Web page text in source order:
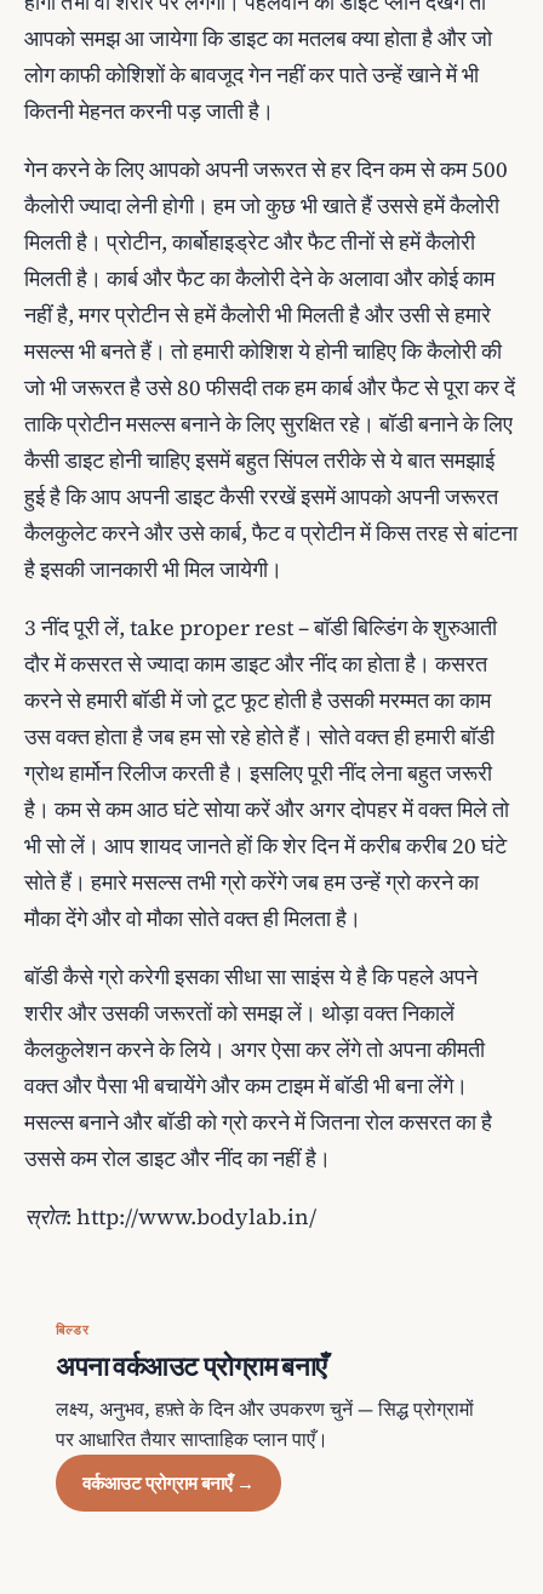
आपको समझ आ जायेगा कि डाइट का मतलब क्या होता है और जो
लोग काफी कोशिशों के बावजूद गेन नहीं कर पाते उन्हें खाने में भी
कितनी मेहनत करनी पड़ जाती है।
गेन करने के लिए आपको अपनी जरूरत से हर दिन कम से कम 500
कैलोरी ज्यादा लेनी होगी। हम जो कुछ भी खाते हैं उससे हमें कैलोरी
मिलती है। प्रोटीन, कार्बोहाइड्रेट और फैट तीनों से हमें कैलोरी
मिलती है। कार्ब और फैट का कैलोरी देने के अलावा और कोई काम
नहीं है, मगर प्रोटीन से हमें कैलोरी भी मिलती है और उसी से हमारे
मसल्स भी बनते हैं। तो हमारी कोशिश ये होनी चाहिए कि कैलोरी की
जो भी जरूरत है उसे 80 फीसदी तक हम कार्ब और फैट से पूरा कर दें
ताकि प्रोटीन मसल्स बनाने के लिए सुरक्षित रहे। बॉडी बनाने के लिए
कैसी डाइट होनी चाहिए इसमें बहुत सिंपल तरीके से ये बात समझाई
हुई है कि आप अपनी डाइट कैसी ररखें इसमें आपको अपनी जरूरत
कैलकुलेट करने और उसे कार्ब, फैट व प्रोटीन में किस तरह से बांटना
है इसकी जानकारी भी मिल जायेगी।
3 नींद पूरी लें, take proper rest – बॉडी बिल्डिंग के शुरुआती
दौर में कसरत से ज्यादा काम डाइट और नींद का होता है। कसरत
करने से हमारी बॉडी में जो टूट फूट होती है उसकी मरम्‍मत का काम
उस वक्‍त होता है जब हम सो रहे होते हैं। सोते वक्त ही हमारी बॉडी
ग्रोथ हार्मोन रिलीज करती है। इसलिए पूरी नींद लेना बहुत जरूरी
है। कम से कम आठ घंटे सोया करें और अगर दोपहर में वक्त मिले तो
भी सो लें। आप शायद जानते हों कि शेर दिन में करीब करीब 20 घंटे
सोते हैं। हमारे मसल्‍स तभी ग्रो करेंगे जब हम उन्हें ग्रो करने का
मौका देंगे और वो मौका सोते वक्त ही मिलता है।
बॉडी कैसे ग्रो करेगी इसका सीधा सा साइंस ये है कि पहले अपने
शरीर और उसकी जरूरतों को समझ लें। थोड़ा वक्‍त निकालें
कैलकुलेशन करने के लिये। अगर ऐसा कर लेंगे तो अपना कीमती
वक्त और पैसा भी बचायेंगे और कम टाइम में बॉडी भी बना लेंगे।
मसल्स बनाने और बॉडी को ग्रो करने में जितना रोल कसरत का है
उससे कम रोल डाइट और नींद का नहीं है।
स्रोत: http://www.bodylab.in/
बिल्डर
अपना वर्कआउट प्रोग्राम बनाएँ
लक्ष्य, अनुभव, हफ़्ते के दिन और उपकरण चुनें — सिद्ध प्रोग्रामों
पर आधारित तैयार साप्ताहिक प्लान पाएँ।
वर्कआउट प्रोग्राम बनाएँ →